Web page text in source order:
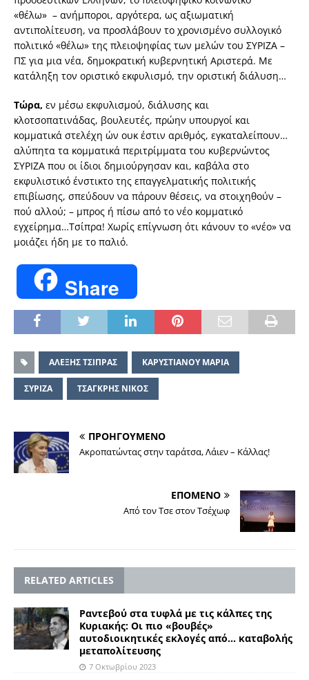
«θέλω» – ανήμποροι, αργότερα, ως αξιωματική
αντιπολίτευση, να προσλάβουν το χρονισμένο συλλογικό
πολιτικό «θέλω» της πλειοψηφίας των μελών του ΣΥΡΙΖΑ –
ΠΣ για μια νέα, δημοκρατική κυβερνητική Αριστερά. Με
κατάληξη τον οριστικό εκφυλισμό, την οριστική διάλυση…
Τώρα, εν μέσω εκφυλισμού, διάλυσης και
κλοτσοπατινάδας, βουλευτές, πρώην υπουργοί και
κομματικά στελέχη ών ουκ έστιν αριθμός, εγκαταλείπουν…
αλύπητα τα κομματικά περιτρίμματα του κυβερνώντος
ΣΥΡΙΖΑ που οι ίδιοι δημιούργησαν και, καβάλα στο
εκφυλιστικό ένστικτο της επαγγελματικής πολιτικής
επιβίωσης, σπεύδουν να πάρουν θέσεις, να στοιχηθούν –
πού αλλού; – μπρος ή πίσω από το νέο κομματικό
εγχείρημα…Τσίπρα! Χωρίς επίγνωση ότι κάνουν το «νέο» να
μοιάζει ήδη με το παλιό.
Share
ΑΛΕΞΗΣ ΤΣΙΠΡΑΣ ΚΑΡΥΣΤΙΑΝΟΥ ΜΑΡΙΑ
ΣΥΡΙΖΑ ΤΣΑΓΚΡΗΣ ΝΙΚΟΣ
ΠΡΟΗΓΟΥΜΕΝΟ
Ακροπατώντας στην ταράτσα, Λάιεν – Κάλλας!
ΕΠΟΜΕΝΟ
Από τον Τσε στον Τσέχωφ
RELATED ARTICLES
Ραντεβού στα τυφλά με τις κάλπες της
Κυριακής: Οι πιο «βουβές»
αυτοδιοικητικές εκλογές από… καταβολής
μεταπολίτευσης
7 Οκτωβρίου 2023